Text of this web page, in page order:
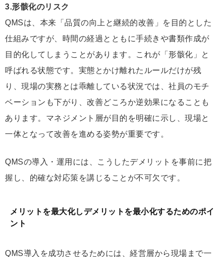
3.形骸化のリスク
QMSは、本来「品質の向上と継続的改善」を目的とした
仕組みですが、時間の経過とともに手続きや書類作成が
目的化してしまうことがあります。これが「形骸化」と
呼ばれる状態です。実態とかけ離れたルールだけが残
り、現場の実務とは乖離している状況では、社員のモチ
ベーションも下がり、改善どころか逆効果になることも
あります。マネジメント層が目的を明確に示し、現場と
一体となって改善を進める姿勢が重要です。
QMSの導入・運用には、こうしたデメリットを事前に把
握し、的確な対応策を講じることが不可欠です。
メリットを最大化しデメリットを最小化するためのポイ
ント
QMS導入を成功させるためには、経営層から現場まで一